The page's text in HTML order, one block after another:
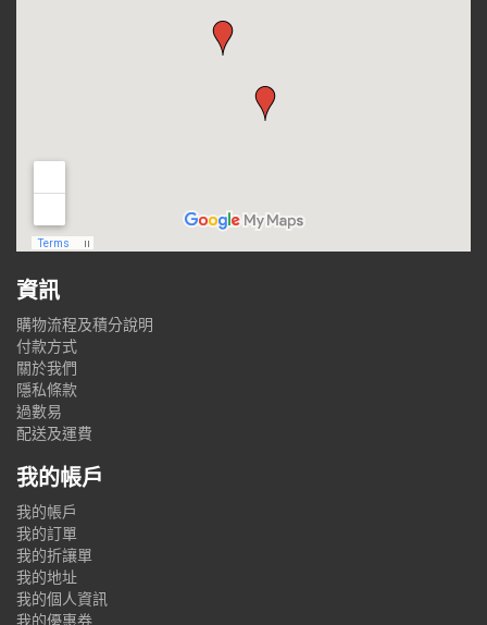
資訊
購物流程及積分說明
付款方式
關於我們
隱私條款
過數易
配送及運費
我的帳戶
我的帳戶
我的訂單
我的折讓單
我的地址
我的個人資訊
我的優惠券